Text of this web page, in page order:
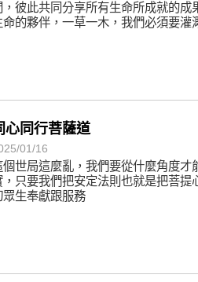
沉澱，才能傾聽。
，彼此共同分享所有生命所成就的成
命的夥伴，一草一木，我們必須要灌
心同行菩薩道
01/16
個世局這麼亂，我們要從什麼角度才
，只要我們把安定法則也就是把菩提
眾生奉獻跟服務